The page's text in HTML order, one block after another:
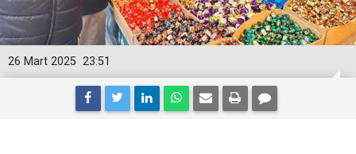
23:51
26 Mart 2025